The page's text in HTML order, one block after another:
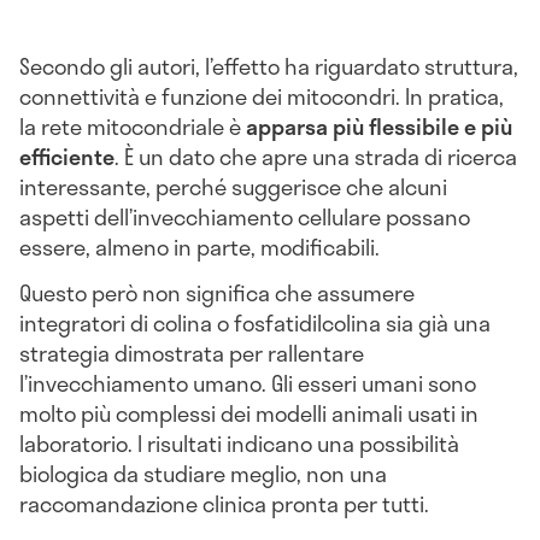
Secondo gli autori, l’effetto ha riguardato struttura,
connettività e funzione dei mitocondri. In pratica,
la rete mitocondriale èapparsa più flessibile e più
efficiente. È un dato che apre una strada di ricerca
interessante, perché suggerisce che alcuni
aspetti dell’invecchiamento cellulare possano
essere, almeno in parte, modificabili.
Questo però non significa che assumere
integratori di colina o fosfatidilcolina sia già una
strategia dimostrata per rallentare
l’invecchiamento umano. Gli esseri umani sono
molto più complessi dei modelli animali usati in
laboratorio. I risultati indicano una possibilità
biologica da studiare meglio, non una
raccomandazione clinica pronta per tutti.